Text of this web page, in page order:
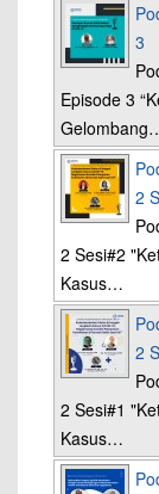
3
Episode 3
2
2 Sesi#2
Kasus…
2
2 Sesi#1
Kasus…